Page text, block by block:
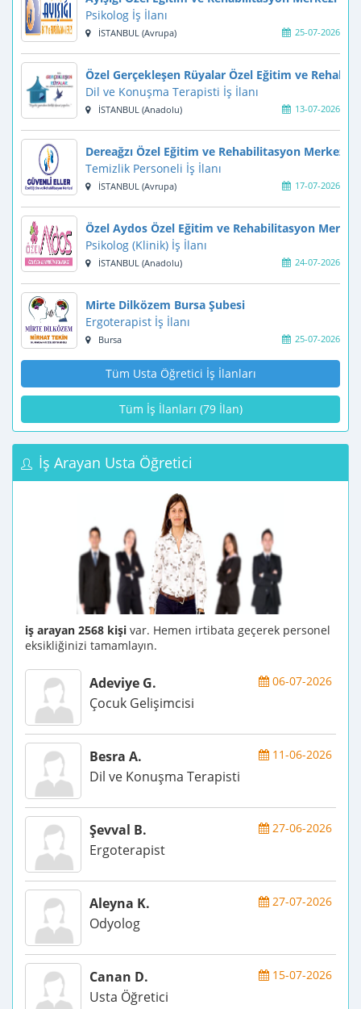
Psikolog İş İlanı
25-07-2026
İSTANBUL (Avrupa)
Özel Gerçekleşen Rüyalar Özel Eğitim ve
Dil ve Konuşma Terapisti İş İlanı
13-07-2026
İSTANBUL (Anadolu)
Dereağzı Özel Eğitim ve Rehabilitasyon Merkezi
Temizlik Personeli İş İlanı
17-07-2026
İSTANBUL (Avrupa)
Özel Aydos Özel Eğitim ve Rehabilitasyon
Psikolog (Klinik) İş İlanı
24-07-2026
İSTANBUL (Anadolu)
Mirte Dilközem Bursa Şubesi
Ergoterapist İş İlanı
25-07-2026
Bursa
Tüm Usta Öğretici İş İlanları
Tüm İş İlanları (79 İlan)
İş Arayan Usta Öğretici
iş arayan 2568 kişi var. Hemen irtibata geçerek personel
eksikliğinizi tamamlayın.
06-07-2026
Adeviye G.
Çocuk Gelişimcisi
11-06-2026
Besra A.
Dil ve Konuşma Terapisti
27-06-2026
Şevval B.
Ergoterapist
27-07-2026
Aleyna K.
Odyolog
15-07-2026
Canan D.
Usta Öğretici